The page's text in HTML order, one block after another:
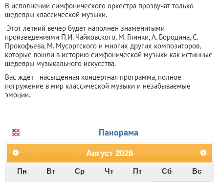
В исполнении симфонического оркестра прозвучат только
шедевры классической музыки.
Этот летний вечер будет наполнен знаменитыми
произведениями П.И. Чайковского, М. Глинки, А. Бородина, С.
Прокофьева, М. Мусоргского и многих других композиторов,
которые вошли в историю симфонической музыки как истинные
шедевры музыкального искусства.
Вас ждет насыщенная концертная программа, полное
погружение в мир классической музыки и незабываемые
эмоции.
Панорама
Август 2026
Пн Вт Ср Чт Пт Сб
Вс